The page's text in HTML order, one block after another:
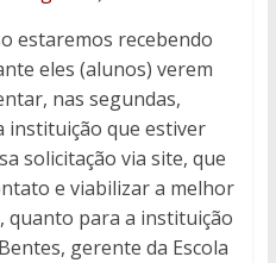
estaremos recebendo
eles (alunos) verem
nas segundas,
instituição que estiver
solicitação via site, que
e viabilizar a melhor
quanto para a instituição
gerente da Escola